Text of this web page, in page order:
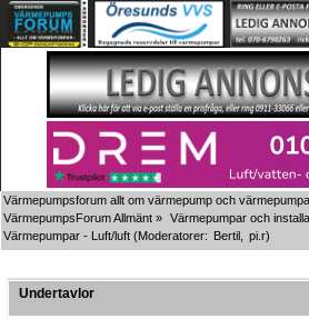
Värmepumpsforum allt om värmepump och
VärmepumpsForum Allmänt » Värmepumpar och
Värmepumpar - Luft/luft (Moderatorer: Bertil pi.r)
Undertavlor